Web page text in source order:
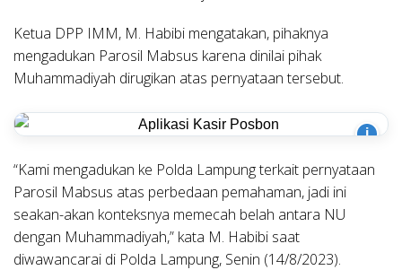
Ketua DPP IMM, M. Habibi mengatakan, pihaknya
mengadukan Parosil Mabsus karena dinilai pihak
Muhammadiyah dirugikan atas pernyataan tersebut.
i
“Kami mengadukan ke Polda Lampung terkait pernyataan
Parosil Mabsus atas perbedaan pemahaman, jadi ini
seakan-akan konteksnya memecah belah antara NU
dengan Muhammadiyah,” kata M. Habibi saat
diwawancarai di Polda Lampung, Senin (14/8/2023).